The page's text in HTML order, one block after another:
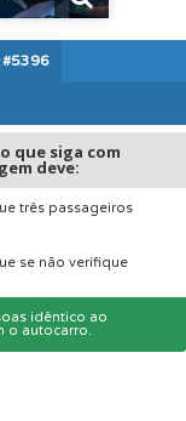
#5396
que siga com
deve:
três passageiros
se não verifique
idêntico ao
o autocarro.